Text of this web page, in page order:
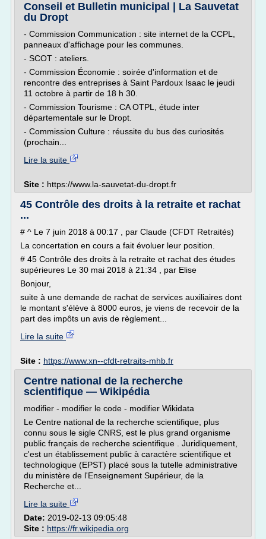
Conseil et Bulletin municipal | La Sauvetat
du Dropt
- Commission Communication : site internet de la CCPL,
panneaux d'affichage pour les communes.
- SCOT : ateliers.
- Commission Économie : soirée d'information et de
rencontre des entreprises à Saint Pardoux Isaac le jeudi
11 octobre à partir de 18 h 30.
- Commission Tourisme : CA OTPL, étude inter
départementale sur le Dropt.
- Commission Culture : réussite du bus des curiosités
(prochain...
Lire la suite
Site : https://www.la-sauvetat-du-dropt.fr
45 Contrôle des droits à la retraite et rachat
...
# ^ Le 7 juin 2018 à 00:17 , par Claude (CFDT Retraités)
La concertation en cours a fait évoluer leur position.
# 45 Contrôle des droits à la retraite et rachat des études
supérieures Le 30 mai 2018 à 21:34 , par Elise
Bonjour,
suite à une demande de rachat de services auxiliaires dont
le montant s'élève à 8000 euros, je viens de recevoir de la
part des impôts un avis de règlement...
Lire la suite
Site : https://www.xn--cfdt-retraits-mhb.fr
Centre national de la recherche
scientifique — Wikipédia
modifier - modifier le code - modifier Wikidata
Le Centre national de la recherche scientifique, plus
connu sous le sigle CNRS, est le plus grand organisme
public français de recherche scientifique . Juridiquement,
c'est un établissement public à caractère scientifique et
technologique (EPST) placé sous la tutelle administrative
du ministère de l'Enseignement Supérieur, de la
Recherche et...
Lire la suite
Date: 2019-02-13 09:05:48
Site : https://fr.wikipedia.org